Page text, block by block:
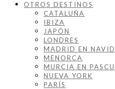
OTROS DESTINOS
CATALUÑA
IBIZA
JAPÓN
LONDRES
MADRID EN
MENORCA
MURCIA EN
NUEVA YORK
PARÍS